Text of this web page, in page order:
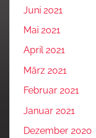
Juni 2021
Mai 2021
April 2021
März 2021
Februar 2021
Januar 2021
Dezember 2020